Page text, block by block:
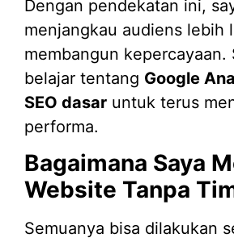
Dengan pendekatan ini,
menjangkau audiens lebih
membangun kepercayaan.
belajar tentang Google
SEO dasar untuk terus
performa.
Bagaimana Saya
Website Tanpa
Semuanya bisa dilakukan